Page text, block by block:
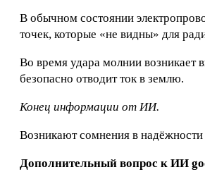
В обычном состоянии
точек, которые «не видны» для
Во время удара молнии возникает
безопасно отводит ток в землю.
Конец информации от ИИ.
Возникают сомнения в
Дополнительный вопрос к ИИ